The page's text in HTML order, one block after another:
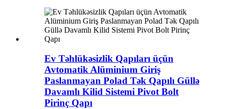
Ev Təhlükəsizlik Qapıları üçün
Avtomatik Alüminium Giriş
Paslanmayan Polad Tək Qapılı Güllə
Davamlı Kilid Sistemi Pivot Bolt
Pirinç Qapı